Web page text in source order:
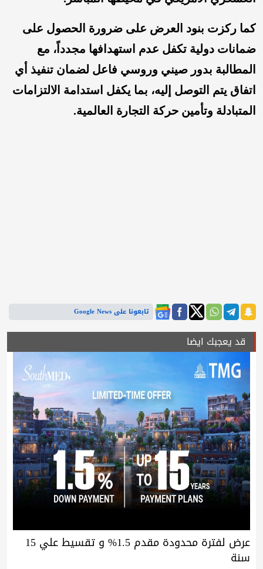
كما ركزت بنود العرض على ضرورة الحصول على
ضمانات دولية تكفل عدم استهدافها مجدداً، مع
المطالبة بدور صيني وروسي فاعل لضمان تنفيذ أي
اتفاق يتم التوصل إليه، بما يكفل استدامة الالتزامات
المتبادلة وتأمين حركة التجارة العالمية.
تابعونا على Google News
قد يعجبك ايضا
عرض لفترة محدودة مقدم 1.5% و تقسيط علي 15
سنة